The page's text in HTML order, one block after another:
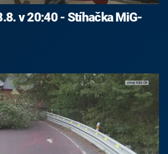
v 20:40 - Stíhačka MiG-